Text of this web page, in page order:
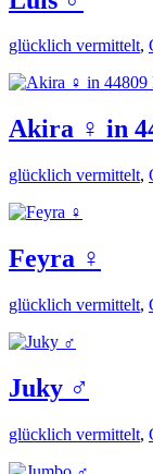
glücklich vermittelt,
Akira ♀️ in
glücklich vermittelt,
Feyra ♀️
glücklich vermittelt,
Juky ♂️
glücklich vermittelt,